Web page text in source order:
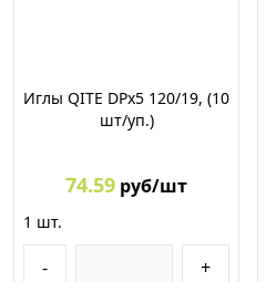
Иглы QITE DPх5 120/19, (10
шт/уп.)
74.59 руб/шт
1 шт.
- +